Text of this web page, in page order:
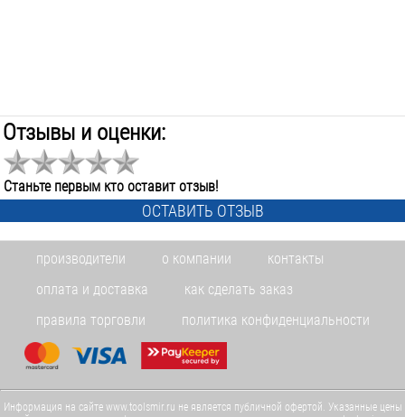
Отзывы и оценки:
Станьте первым кто оставит отзыв!
ОСТАВИТЬ ОТЗЫВ
производители о компании
контакты
оплата и доставка
как сделать заказ
правила торговли
политика конфиденциальности
Информация на сайте www.toolsmir.ru не является публичной офертой. Указанные цены